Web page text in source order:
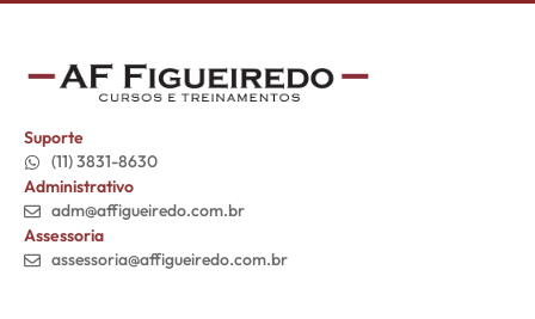
Suporte
(11) 3831-8630
Administrativo
adm@affigueiredo.com.br
Assessoria
assessoria@affigueiredo.com.br